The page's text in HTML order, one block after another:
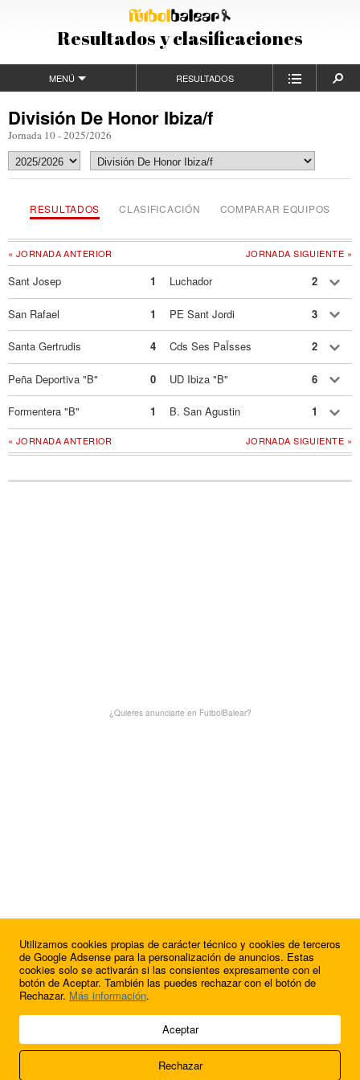
Resultados y clasificaciones
MENÚ RESULTADOS
División De Honor Ibiza/f
Jornada 10 - 2025/2026
RESULTADOS CLASIFICACIÓN COMPARAR EQUIPOS
JORNADA SIGUIENTE »
« JORNADA ANTERIOR
Sant Josep 1 Luchador 2
San Rafael 1 PE Sant Jordi 3
Santa Gertrudis 4 Cds Ses PaÏsses 2
Peña Deportiva "B" 0 UD Ibiza "B" 6
Formentera "B" 1 B. San Agustin 1
JORNADA SIGUIENTE »
« JORNADA ANTERIOR
¿Quieres anunciarte en FutbolBalear?
¿Quieres anunciarte en FutbolBalear?
© 2009 - 2026 Soluciones Corporativas IP, SL.
Acerca de nosotros
Utilizamos cookies propias de carácter técnico y cookies de terceros
de Google Adsense para la personalización de anuncios. Estas
cookies solo se activarán si las consientes expresamente con el
botón de Aceptar. También las puedes rechazar con el botón de
Rechazar. Más información.
Aceptar
Rechazar